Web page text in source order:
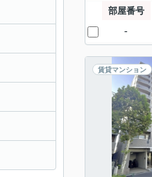
部屋番号
-
賃貸マンション